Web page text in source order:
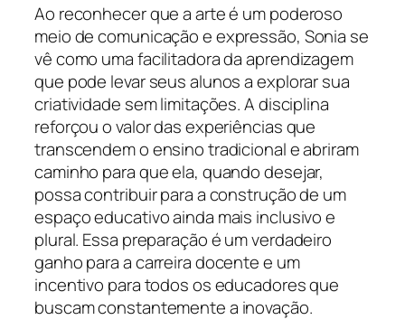
Ao reconhecer que a arte é um poderoso
meio de comunicação e expressão, Sonia se
vê como uma facilitadora da aprendizagem
que pode levar seus alunos a explorar sua
criatividade sem limitações. A disciplina
reforçou o valor das experiências que
transcendem o ensino tradicional e abriram
caminho para que ela, quando desejar,
possa contribuir para a construção de um
espaço educativo ainda mais inclusivo e
plural. Essa preparação é um verdadeiro
ganho para a carreira docente e um
incentivo para todos os educadores que
buscam constantemente a inovação.